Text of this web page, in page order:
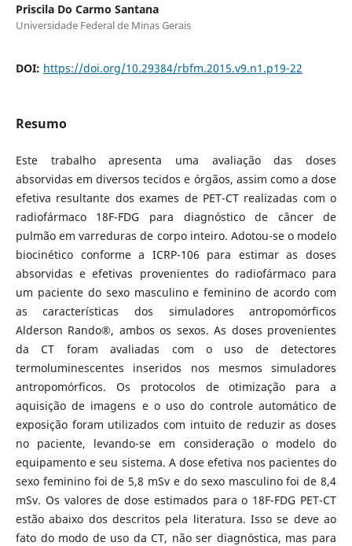
Priscila Do Carmo Santana
Universidade Federal de Minas Gerais
DOI: https://doi.org/10.29384/rbfm.2015.v9.n1.p19-22
Resumo
Este trabalho apresenta uma avaliação das doses
absorvidas em diversos tecidos e órgãos, assim como a dose
efetiva resultante dos exames de PET-CT realizadas com o
radiofármaco 18F-FDG para diagnóstico de câncer de
pulmão em varreduras de corpo inteiro. Adotou-se o modelo
biocinético conforme a ICRP-106 para estimar as doses
absorvidas e efetivas provenientes do radiofármaco para
um paciente do sexo masculino e feminino de acordo com
as características dos simuladores antropomórficos
Alderson Rando®, ambos os sexos. As doses provenientes
da CT foram avaliadas com o uso de detectores
termoluminescentes inseridos nos mesmos simuladores
antropomórficos. Os protocolos de otimização para a
aquisição de imagens e o uso do controle automático de
exposição foram utilizados com intuito de reduzir as doses
no paciente, levando-se em consideração o modelo do
equipamento e seu sistema. A dose efetiva nos pacientes do
sexo feminino foi de 5,8 mSv e do sexo masculino foi de 8,4
mSv. Os valores de dose estimados para o 18F-FDG PET-CT
estão abaixo dos descritos pela literatura. Isso se deve ao
fato do modo de uso da CT, não ser diagnóstica, mas para